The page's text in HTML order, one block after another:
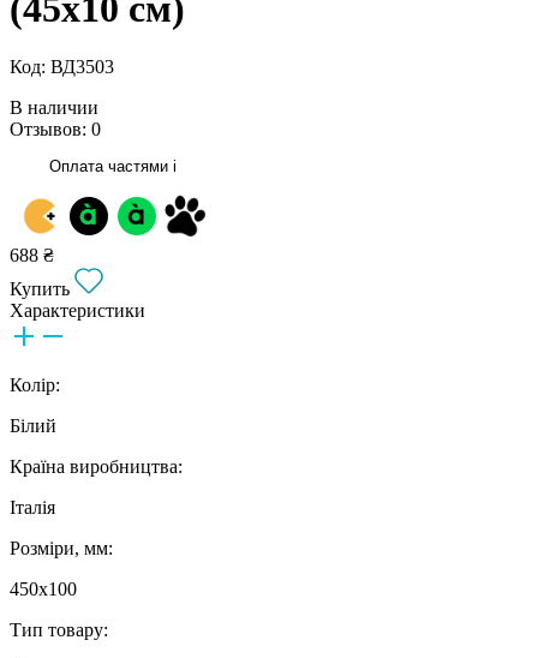
Код: ВД3503
В наличии
Отзывов: 0
Оплата частями i
688 ₴
Купить
Характеристики
Колір:
Білий
Країна виробництва:
Італія
Розміри, мм:
450x100
Тип товару: